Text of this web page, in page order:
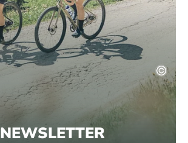
NEWSLETTER